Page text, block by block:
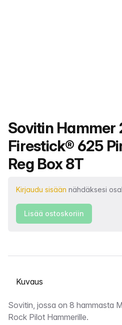
Tuotteen nimi
Sovitin Hammer
Firestick® 625
Reg Box 8T
Kirjaudu sisään nähdäksesi
Lisää ostoskoriin
Valitse välilehti
Kuvaus
Sovitin, jossa on 8 hammasta
Rock Pilot Hammerille.